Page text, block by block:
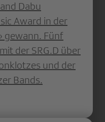
Dabu
Award in der
gewann. Fünf
der SRG.D über
und der
Bands.